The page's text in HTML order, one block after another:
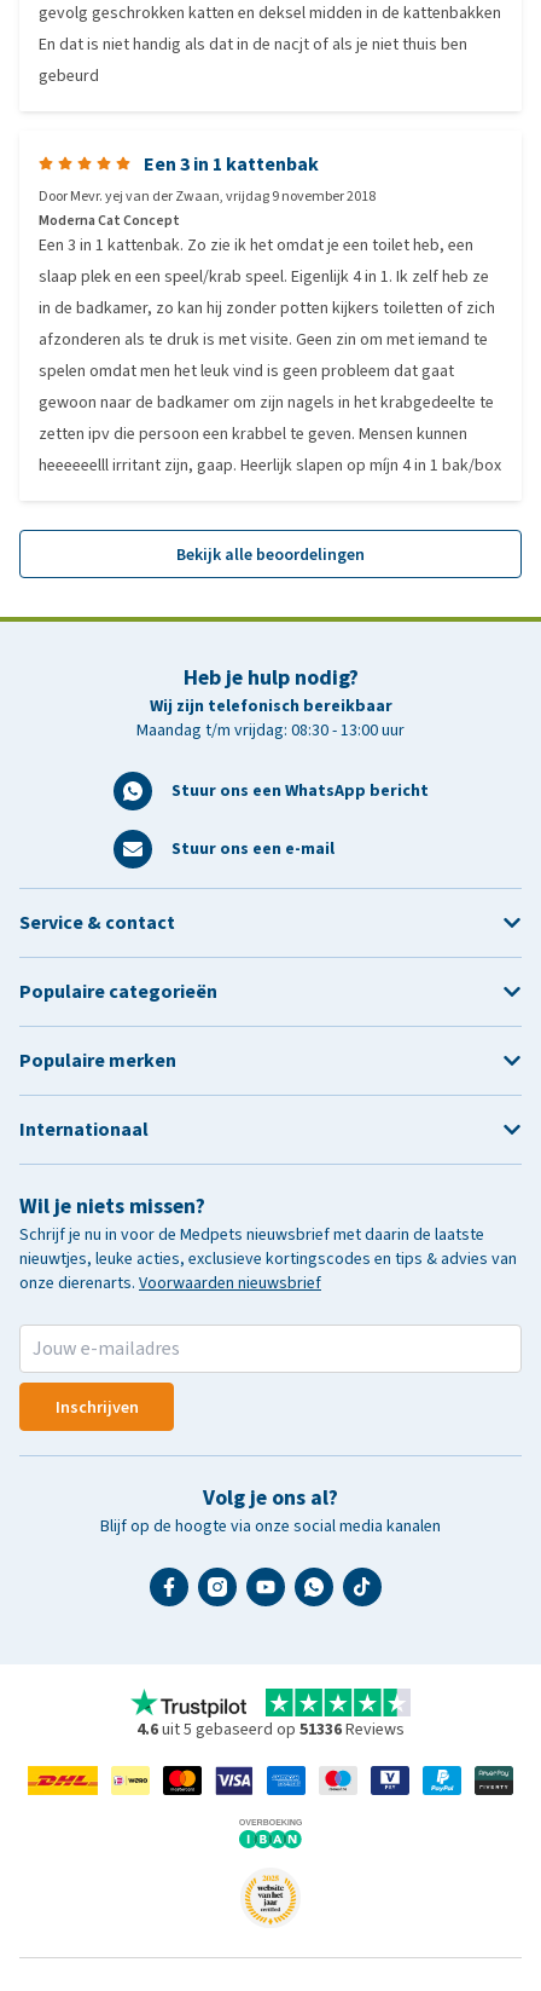
gevolg geschrokken katten en deksel midden in de kattenbakken
En dat is niet handig als dat in de nacjt of als je niet thuis ben
gebeurd
Een 3 in 1 kattenbak
DoorMevr. yej van der Zwaan,vrijdag 9 november 2018
Moderna Cat Concept
Een 3 in 1 kattenbak. Zo zie ik het omdat je een toilet heb, een
slaap plek en een speel/krab speel. Eigenlijk 4 in 1. Ik zelf heb ze
in de badkamer, zo kan hij zonder potten kijkers toiletten of zich
afzonderen als te druk is met visite. Geen zin om met iemand te
spelen omdat men het leuk vind is geen probleem dat gaat
gewoon naar de badkamer om zijn nagels in het krabgedeelte te
zetten ipv die persoon een krabbel te geven. Mensen kunnen
heeeeeelll irritant zijn, gaap. Heerlijk slapen op míjn 4 in 1 bak/box
Bekijk alle beoordelingen
Heb je hulp nodig?
Wij zijn telefonisch bereikbaar
Maandag t/m vrijdag: 08:30 - 13:00 uur
Stuur ons een WhatsApp bericht
Stuur ons een e-mail
Wil je niets missen?
Schrijf je nu in voor de Medpets nieuwsbrief met daarin de laatste
nieuwtjes, leuke acties, exclusieve kortingscodes en tips & advies van
onze dierenarts. Voorwaarden nieuwsbrief
Inschrijven
Volg je ons al?
Blijf op de hoogte via onze social media kanalen
Service & contact
Populaire categorieën
Populaire merken
Internationaal
4.6uit 5 gebaseerd op 51336Reviews